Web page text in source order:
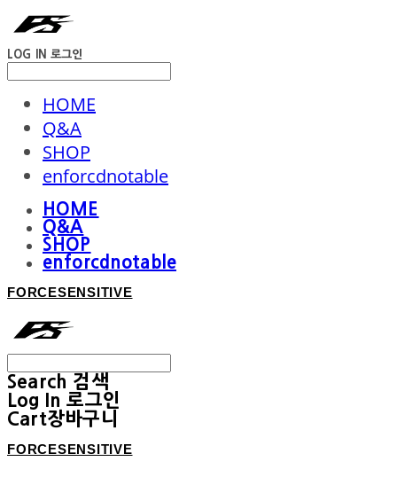
LOG IN 로그인
HOME
Q&A
SHOP
enforcdnotable
HOME
Q&A
SHOP
enforcdnotable
FORCESENSITIVE
Search 검색
Log In 로그인
Cart장바구니
FORCESENSITIVE